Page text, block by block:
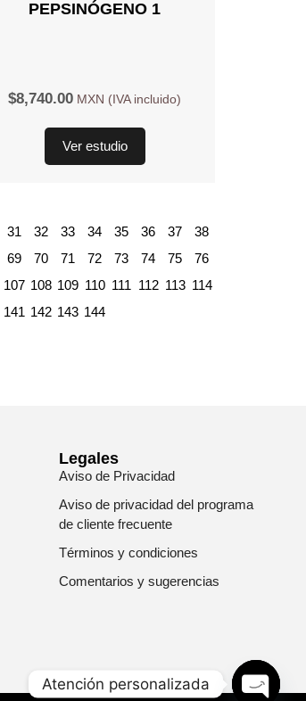
PEPSINÓGENO 1
$8,740.00
Ver estudio
31 32 33 34 35 36 37
38
69 70 71 72 73 74 75
76
107 108 109 110 111 112 113 114
141 142 143 144
Legales
Aviso de Privacidad
Aviso de privacidad del programa
de cliente frecuente
Términos y condiciones
Comentarios y sugerencias
Atención personalizada